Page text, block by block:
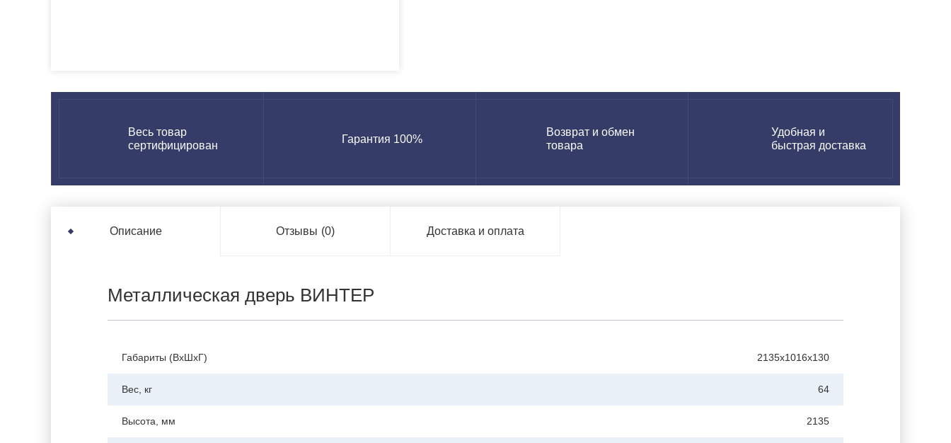
Весь товар
сертифицирован
Гарантия 100%
Возврат и обмен
товара
Удобная и
быстрая доставка
Описание Отзывы (0) Доставка и оплата
Металлическая дверь ВИНТЕР
Габариты (ВхШхГ) 2135х1016х130
Вес, кг 64
Высота, мм 2135